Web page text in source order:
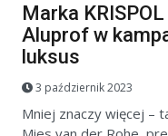
Marka
Aluprof w
luksus
3 październik 2023
Mniej znaczy więcej –